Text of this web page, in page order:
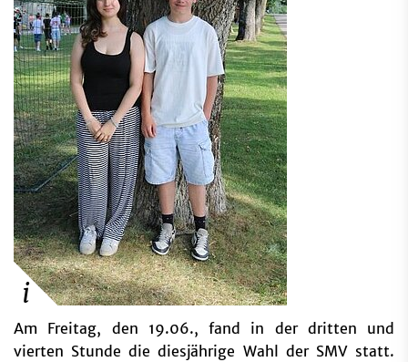
Am Freitag, den 19.06., fand in der dritten und
vierten Stunde die diesjährige Wahl der SMV statt.